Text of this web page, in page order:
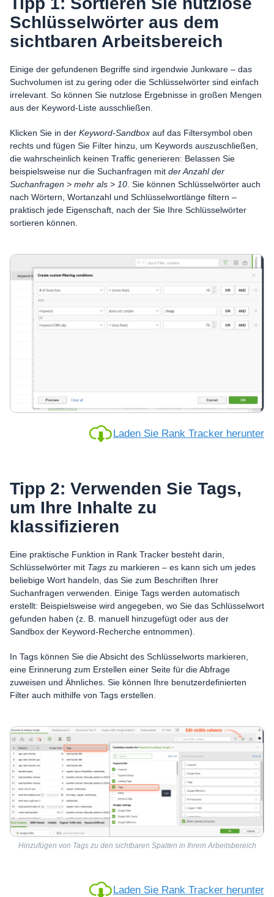
Schlüsselwörter aus dem
sichtbaren Arbeitsbereich
Einige der gefundenen Begriffe sind irgendwie Junkware – das
Suchvolumen ist zu gering oder die Schlüsselwörter sind einfach
irrelevant. So können Sie nutzlose Ergebnisse in großen Mengen
aus der Keyword-Liste ausschließen.
Klicken Sie in der Keyword-Sandbox auf das Filtersymbol oben
rechts und fügen Sie Filter hinzu, um Keywords auszuschließen,
die wahrscheinlich keinen Traffic generieren: Belassen Sie
beispielsweise nur die Suchanfragen mit der Anzahl der
Suchanfragen > mehr als > 10 . Sie können Schlüsselwörter auch
nach Wörtern, Wortanzahl und Schlüsselwortlänge filtern –
praktisch jede Eigenschaft, nach der Sie Ihre Schlüsselwörter
sortieren können.
Laden Sie Rank Tracker herunter
Tipp 2: Verwenden Sie Tags,
um Ihre Inhalte zu
klassifizieren
Eine praktische Funktion in Rank Tracker besteht darin,
Schlüsselwörter mit Tags zu markieren – es kann sich um jedes
beliebige Wort handeln, das Sie zum Beschriften Ihrer
Suchanfragen verwenden. Einige Tags werden automatisch
erstellt: Beispielsweise wird angegeben, wo Sie das Schlüsselwort
gefunden haben (z. B. manuell hinzugefügt oder aus der
Sandbox der Keyword-Recherche entnommen).
In Tags können Sie die Absicht des Schlüsselworts markieren,
eine Erinnerung zum Erstellen einer Seite für die Abfrage
zuweisen und Ähnliches. Sie können Ihre benutzerdefinierten
Filter auch mithilfe von Tags erstellen.
Hinzufügen von Tags zu den sichtbaren Spalten in Ihrem Arbeitsbereich
Laden Sie Rank Tracker herunter